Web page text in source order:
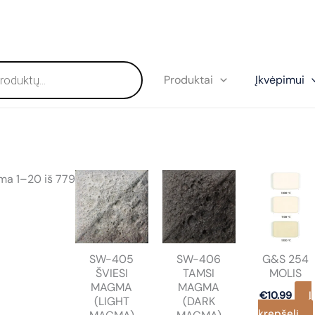
Produktai Įkvėpimui
1–20 iš 779Rūšiuojama
pagal
populiarumą
SW-405
ŠVIESI
MAGMA
(LIGHT
SW-406
TAMSI
MAGMA
(DARK
G&S 254
MOLIS
€10.99
Į